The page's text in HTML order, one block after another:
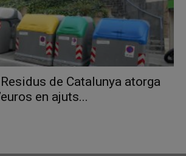
de Catalunya atorga
en ajuts...